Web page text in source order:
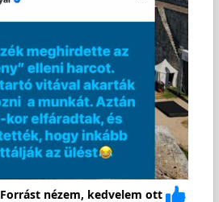
Forrást nézem, kedvelem ott